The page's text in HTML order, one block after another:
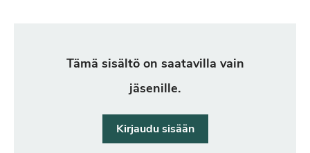
Tämä sisältö on saatavilla vain
jäsenille.
Kirjaudu sisään